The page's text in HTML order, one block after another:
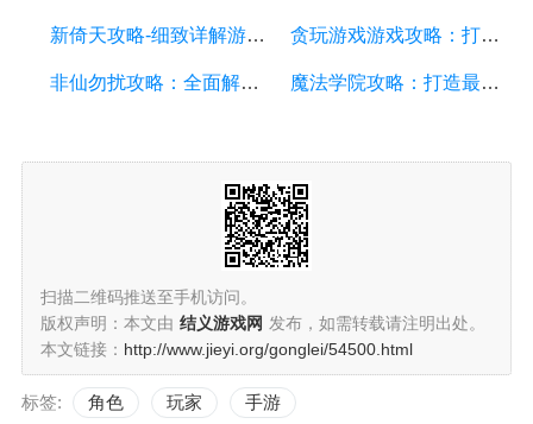
新倚天攻略-细致详解游戏攻略，助你成为顶级侠客 贪玩游戏游戏攻略：打造最强角色的详细指南
非仙勿扰攻略：全面解析游戏攻略技巧、剧情解读和角色培养 魔法学院攻略：打造最强法师的详细游戏攻略指南
扫描二维码推送至手机访问。
版权声明：本文由 结义游戏网 发布，如需转载请注明出处。
本文链接： http://www.jieyi.org/gonglei/54500.html
标签: 角色 玩家 手游